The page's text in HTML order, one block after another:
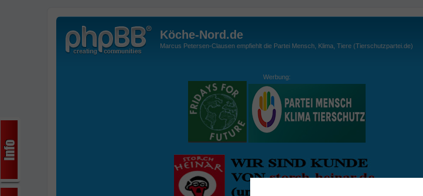
Köche-Nord.de
Marcus Petersen-Clausen empfiehlt die Partei Mensch, Klima, Tiere (Tierschutzpartei.de)
Werbung: